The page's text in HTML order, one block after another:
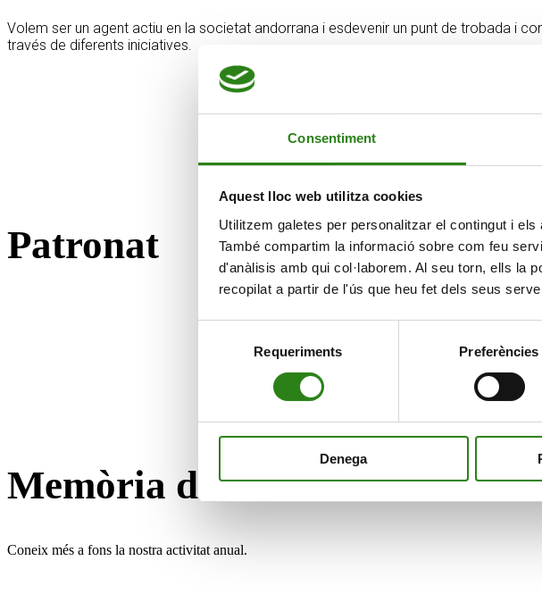
Consentiment
Aquest lloc web utilitza cookies
Utilitzem galetes per personalitzar el contingut i
També compartim la informació sobre com feu
d'anàlisis amb qui col·laborem. Al seu torn, ells la
recopilat a partir de l'ús que heu fet dels seus
consentiment
Requeriments Preferències
Denega
Volem ser un agent actiu en la societat andorrana i esdevenir un punt de trobada i
través de diferents iniciatives.
Patronat
Sr. Antoni Pintat Mas
President
Sr. Jaume Casal Mor
Vicepresident
Sra. Rosa Pintat Santolària
Patrona
Sr. Xavier Cornella Castel
Patró
Sra. Francesca Ros Pascuet
Directora
Memòria d’activitats
Coneix més a fons la nostra activitat anual.